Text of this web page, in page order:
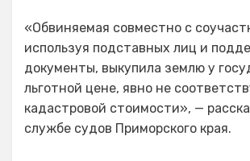
«Обвиняемая совместно с
используя подставных лиц и
документы, выкупила землю у
льготной цене, явно не
кадастровой стоимости», —
службе судов Приморского края.